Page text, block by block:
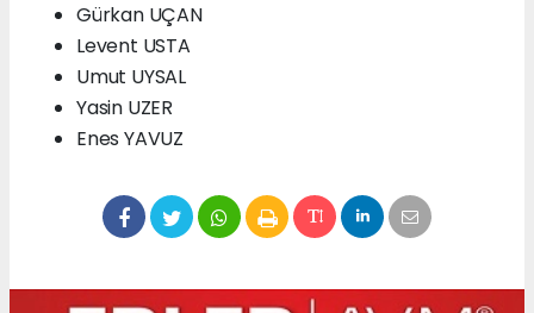
Gürkan UÇAN
Levent USTA
Umut UYSAL
Yasin UZER
Enes YAVUZ